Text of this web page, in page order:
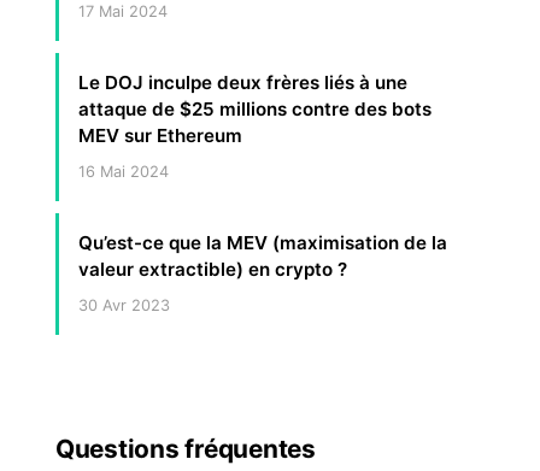
17 Mai 2024
Le DOJ inculpe deux frères liés à une
attaque de $25 millions contre des bots
MEV sur Ethereum
16 Mai 2024
Qu’est-ce que la MEV (maximisation de la
valeur extractible) en crypto ?
30 Avr 2023
Questions fréquentes